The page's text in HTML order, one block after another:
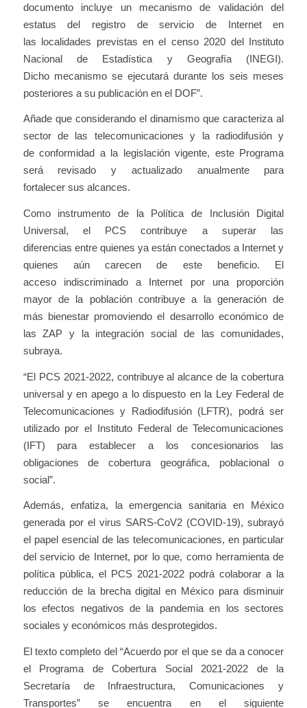
documento incluye un mecanismo de validación del
estatus del registro de servicio de Internet en
las localidades previstas en el censo 2020 del Instituto
Nacional de Estadística y Geografía (INEGI).
Dicho mecanismo se ejecutará durante los seis meses
posteriores a su publicación en el DOF”.
Añade que considerando el dinamismo que caracteriza al
sector de las telecomunicaciones y la radiodifusión y
de conformidad a la legislación vigente, este Programa
será revisado y actualizado anualmente para
fortalecer sus alcances.
Como instrumento de la Política de Inclusión Digital
Universal, el PCS contribuye a superar las
diferencias entre quienes ya están conectados a Internet y
quienes aún carecen de este beneficio. El
acceso indiscriminado a Internet por una proporción
mayor de la población contribuye a la generación de
más bienestar promoviendo el desarrollo económico de
las ZAP y la integración social de las comunidades,
subraya.
“El PCS 2021-2022, contribuye al alcance de la cobertura
universal y en apego a lo dispuesto en la Ley Federal de
Telecomunicaciones y Radiodifusión (LFTR), podrá ser
utilizado por el Instituto Federal de Telecomunicaciones
(IFT) para establecer a los concesionarios las
obligaciones de cobertura geográfica, poblacional o
social”.
Además, enfatiza, la emergencia sanitaria en México
generada por el virus SARS-CoV2 (COVID-19), subrayó
el papel esencial de las telecomunicaciones, en particular
del servicio de Internet, por lo que, como herramienta de
política pública, el PCS 2021-2022 podrá colaborar a la
reducción de la brecha digital en México para disminuir
los efectos negativos de la pandemia en los sectores
sociales y económicos más desprotegidos.
El texto completo del “Acuerdo por el que se da a conocer
el Programa de Cobertura Social 2021-2022 de la
Secretaría de Infraestructura, Comunicaciones y
Transportes” se encuentra en el siguiente